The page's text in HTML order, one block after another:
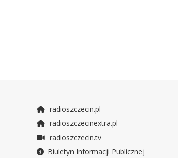
radioszczecin.pl
radioszczecinextra.pl
radioszczecin.tv
Biuletyn Informacji Publicznej